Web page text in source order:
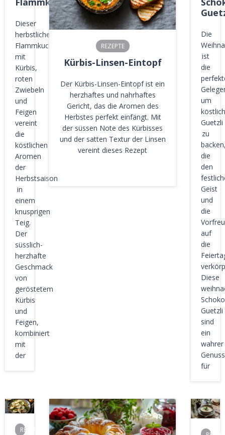
Dieser
herbstlicher
Flammkuchen
mit
Kürbis,
roten
Zwiebeln
und
Feigen
vereint
die
köstlichen
Aromen
der
Herbstsaison
in
einem
knusprigen
Teig.
Der
süsslich-
herzhafte
Geschmack
von
geröstetem
Kürbis
und
Feigen,
kombiniert
mit
der
REZEPTE
Kürbis-Linsen-Eintopf
Der Kürbis-Linsen-Eintopf ist ein
herzhaftes und nahrhaftes
Gericht, das die Aromen des
Herbstes perfekt einfängt. Mit
der süssen Note des Kürbisses
und der satten Textur der Linsen
vereint dieses Rezept
Die
ist
die
um
Guetzli
zu
die
den
Geist
und
die
auf
die
Diese
Guetzli
sind
ein
wahrer
Genuss
für
REZEPTE